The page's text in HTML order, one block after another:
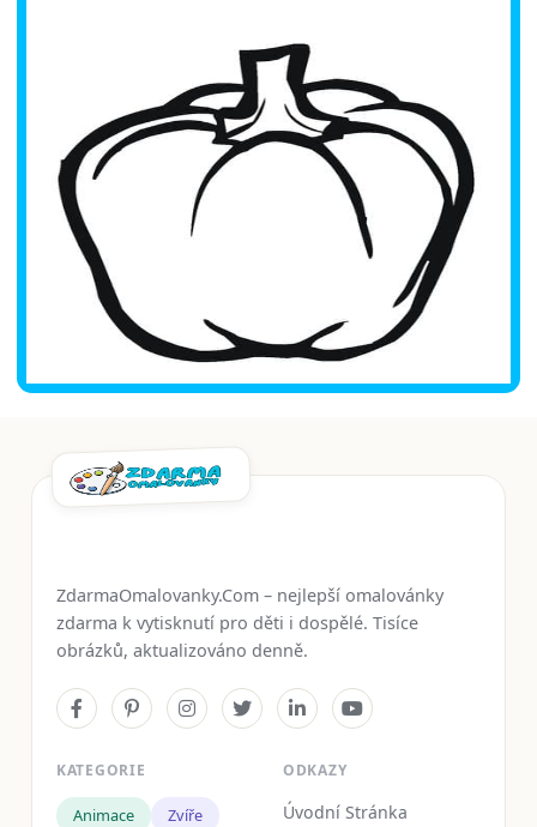
ZdarmaOmalovanky.Com – nejlepší omalovánky
zdarma k vytisknutí pro děti i dospělé. Tisíce
obrázků, aktualizováno denně.
KATEGORIE
Animace
Zvíře
ODKAZY
Úvodní Stránka